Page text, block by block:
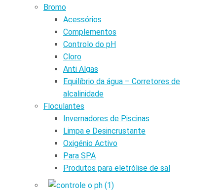
Bromo
Acessórios
Complementos
Controlo do pH
Cloro
Anti Algas
Equilíbrio da água – Corretores de
alcalinidade
Floculantes
Invernadores de Piscinas
Limpa e Desincrustante
Oxigénio Activo
Para SPA
Produtos para eletrólise de sal